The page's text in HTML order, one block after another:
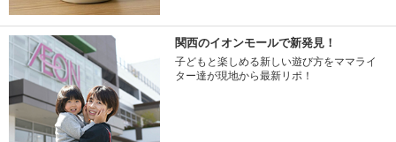
関西のイオンモールで新発見！
子どもと楽しめる新しい遊び方をママライ
ター達が現地から最新リポ！